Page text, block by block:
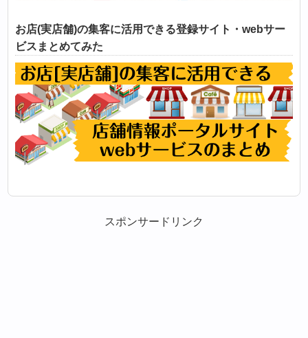
お店(実店舗)の集客に活用できる登録サイト・webサー
ビスまとめてみた
スポンサードリンク